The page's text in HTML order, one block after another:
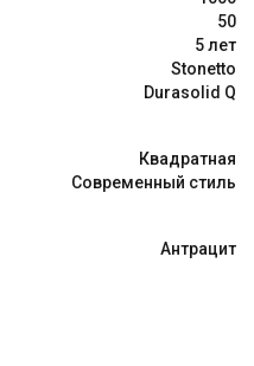
50
5 лет
Stonetto
Durasolid Q
Квадратная
Современный стиль
Антрацит